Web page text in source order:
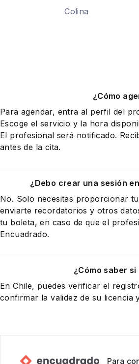
Colina
¿Cómo
Para agendar, entra al perfil del
Escoge el servicio y la hora
El profesional será notificado.
antes de la cita.
¿Debo crear una sesión
No. Solo necesitas proporcionar
enviarte recordatorios y otros
tu boleta, en caso de que el
Encuadrado.
¿Cómo saber
En Chile, puedes verificar el
confirmar la validez de su licencia
Para